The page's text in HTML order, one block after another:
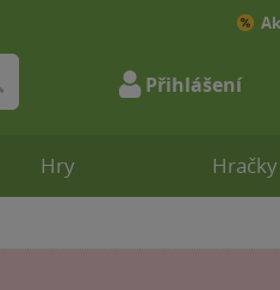
Hry Hračky
Přihlášení